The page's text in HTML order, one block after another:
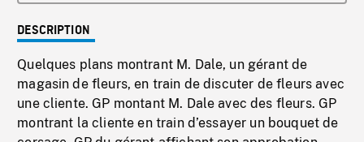
DESCRIPTION
Quelques plans montrant M. Dale, un gérant de
magasin de fleurs, en train de discuter de fleurs avec
une cliente. GP montant M. Dale avec des fleurs. GP
montrant la cliente en train d’essayer un bouquet de